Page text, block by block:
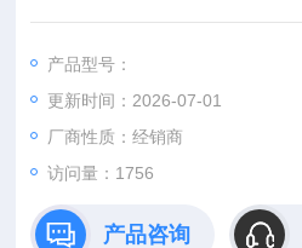
量低。
产品型号：
更新时间：2026-07-01
厂商性质：经销商
访问量：1756
产品咨询